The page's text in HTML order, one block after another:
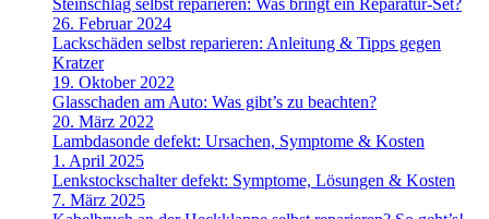
Steinschlag selbst reparieren: Was bringt ein Reparatur-Set?
26. Februar 2024
Lackschäden selbst reparieren: Anleitung & Tipps gegen
Kratzer
19. Oktober 2022
Glasschaden am Auto: Was gibt’s zu beachten?
20. März 2022
Lambdasonde defekt: Ursachen, Symptome & Kosten
1. April 2025
Lenkstockschalter defekt: Symptome, Lösungen & Kosten
7. März 2025